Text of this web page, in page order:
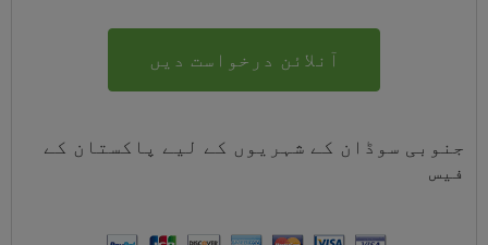
آنلائن درخواست دیں
جنوبی سوڈان کے شہریوں کے لیے پاکستان کے
فیس